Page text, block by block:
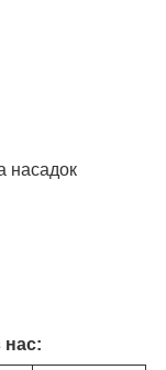
насадок
нас: